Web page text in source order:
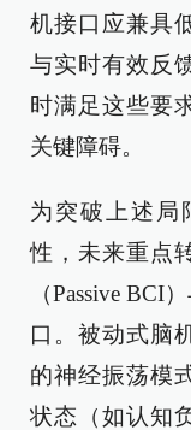
机接口应兼具
与实时有效反
时满足这些要
关键障碍。
为突破上述局
性，未来重点
（Passive BCI
口。被动式脑
的神经振荡模
状态（如认知